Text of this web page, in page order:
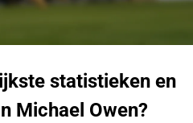
statistieken en
Michael Owen?